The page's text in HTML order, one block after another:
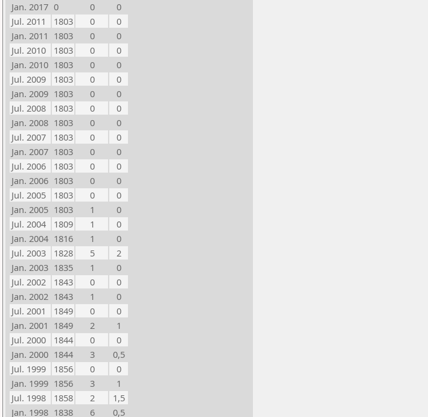
Jan. 2017 0 0
0
Jul. 2011
1803 0
0
Jan. 2011 1803 0
0
Jul. 2010
1803 0
0
Jan. 2010 1803 0
0
Jul. 2009
1803 0
0
Jan. 2009 1803 0
0
Jul. 2008
1803 0
0
Jan. 2008 1803 0
0
Jul. 2007
1803 0
0
Jan. 2007 1803 0
0
Jul. 2006
1803 0
0
Jan. 2006 1803 0
0
Jul. 2005
1803 0
0
Jan. 2005 1803 1
0
Jul. 2004
1809 1
0
Jan. 2004 1816 1
0
Jul. 2003
1828 5
2
Jan. 2003 1835 1
0
Jul. 2002
1843 0
0
Jan. 2002 1843 1
0
Jul. 2001
1849 0
0
Jan. 2001 1849 2
1
Jul. 2000
1844 0
0
Jan. 2000 1844 3
0,5
Jul. 1999
1856 0
0
Jan. 1999 1856 3
1
Jul. 1998
1858 2
1,5
Jan. 1998 1838 6 0,5